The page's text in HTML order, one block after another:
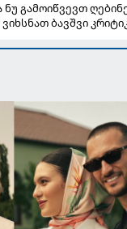
გამოიწვევთ
ბავშვი